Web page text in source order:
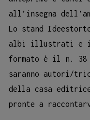
all’insegna
Lo stand
albi illustrati e
formato è il n.
saranno autori/
della casa
pronte a